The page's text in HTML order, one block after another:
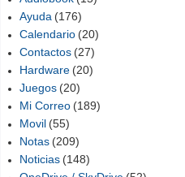
Ayuda (176)
Calendario (20)
Contactos (27)
Hardware (20)
Juegos (20)
Mi Correo (189)
Movil (55)
Notas (209)
Noticias (148)